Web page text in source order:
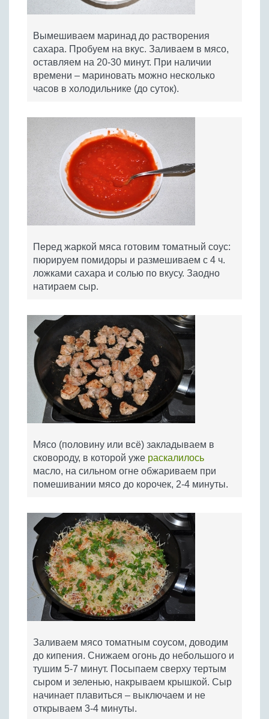
Вымешиваем маринад до растворения
сахара. Пробуем на вкус. Заливаем в мясо,
оставляем на 20-30 минут. При наличии
времени – мариновать можно несколько
часов в холодильнике (до суток).
Перед жаркой мяса готовим томатный соус:
пюрируем помидоры и размешиваем с 4 ч.
ложками сахара и солью по вкусу. Заодно
натираем сыр.
Мясо (половину или всё) закладываем в
сковороду, в которой уже раскалилось
масло, на сильном огне обжариваем при
помешивании мясо до корочек, 2-4 минуты.
Заливаем мясо томатным соусом, доводим
до кипения. Снижаем огонь до небольшого и
тушим 5-7 минут. Посыпаем сверху тертым
сыром и зеленью, накрываем крышкой. Сыр
начинает плавиться – выключаем и не
открываем 3-4 минуты.